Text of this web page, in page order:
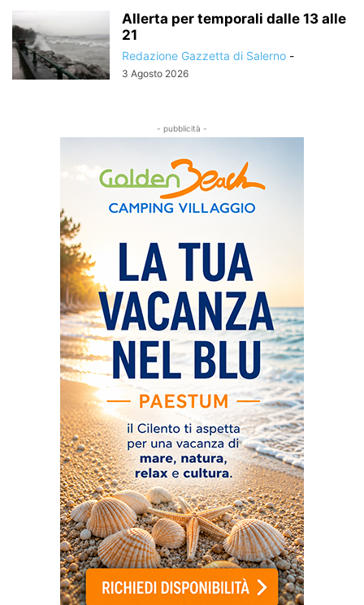
Allerta per temporali dalle 13 alle
21
Redazione Gazzetta di Salerno -
3 Agosto 2026
- pubblicità -